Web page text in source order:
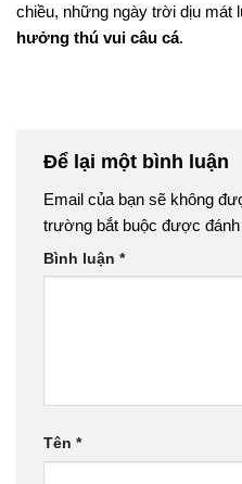
chiều, những ngày trời dịu mát
hưởng thú vui câu cá.
Để lại một bình luận
Email của bạn sẽ không
trường bắt buộc được đánh
Bình luận *
Tên *